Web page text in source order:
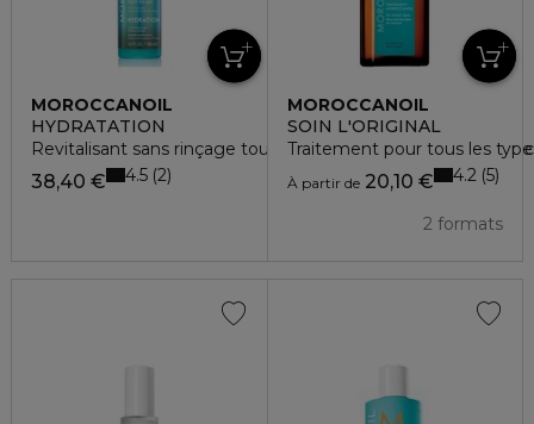
MOROCCANOIL
HYDRATATION
Revitalisant sans rinçage tout-en-un pour tous les types de
38,40 € 4.5 2
MOROCCANOIL
SOIN L'ORIGINAL
Traitement pour tous les
À partir de20,10 €
2 formats
4.2 5